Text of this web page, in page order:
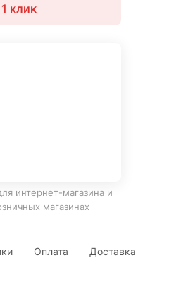
клик
интернет-магазина и
магазинах
Оплата Доставка